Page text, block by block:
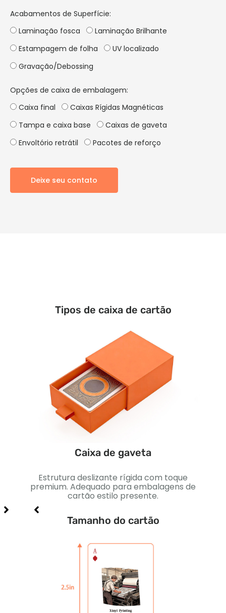
Acabamentos de Superfície:
Laminação fosca
Laminação Brilhante
Estampagem de folha
UV localizado
Gravação/Debossing
Opções de caixa de embalagem:
Caixa final
Caixas Rígidas Magnéticas
Tampa e caixa base
Caixas de gaveta
Envoltório retrátil
Pacotes de reforço
Deixe seu contato
Tipos de caixa de cartão
Caixa de gaveta
Estrutura deslizante rígida com toque
premium. Adequado para embalagens de
cartão estilo presente.
Tamanho do cartão